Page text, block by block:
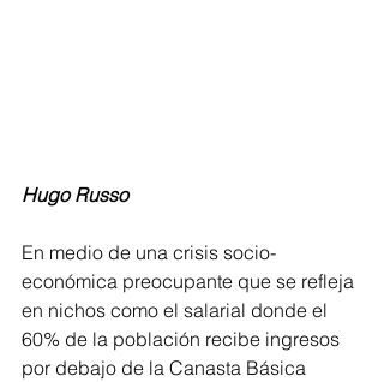
Hugo Russo
En medio de una crisis socio-
económica preocupante que se refleja
en nichos como el salarial donde el
60% de la población recibe ingresos
por debajo de la Canasta Básica